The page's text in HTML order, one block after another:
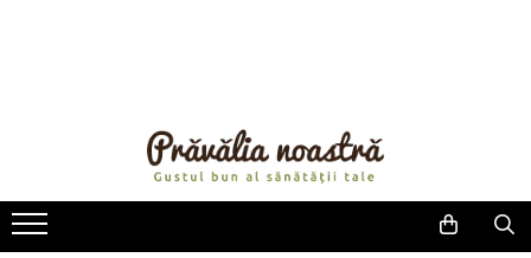
ULEIURI ȘI UNTURI
MĂSLINE